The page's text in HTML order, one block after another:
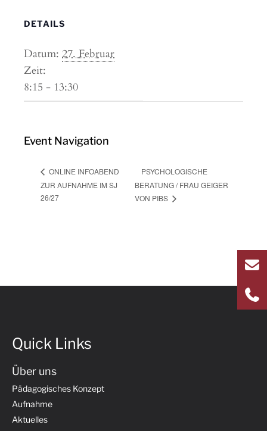
DETAILS
Datum: 27. Februar
Zeit:
8:15 - 13:30
Event Navigation
ONLINE INFOABEND
ZUR AUFNAHME IM SJ
26/27
PSYCHOLOGISCHE
BERATUNG / FRAU GEIGER
VON PIBS
Quick Links
Über uns
Pädagogisches Konzept
Aufnahme
Aktuelles